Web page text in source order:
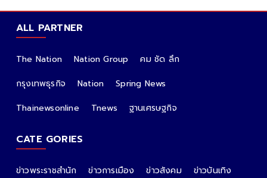
ALL PARTNER
The Nation Nation Group
คม ชัด ลึก
กรุงเทพธุรกิจ
Nation
Spring News
Thainewsonline
Tnews ฐานเศรษฐกิจ
CATE GORIES
ข่าวพระราชสำนัก ข่าวการเมือง ข่าวสังคม
ข่าวบันเทิง